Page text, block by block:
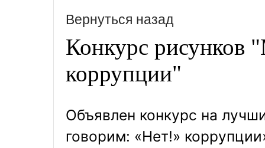
Вернуться назад
Конкурс
коррупции"
Объявлен конкурс на
говорим: «Нет!»